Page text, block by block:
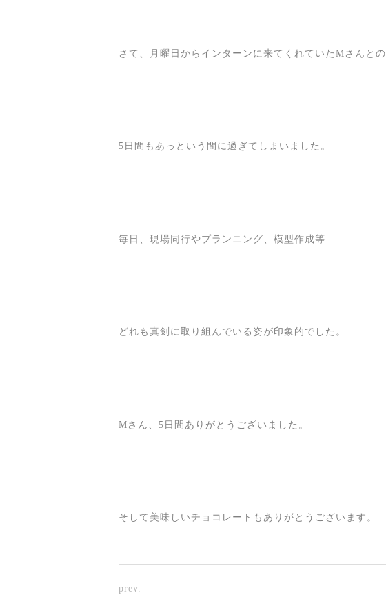
さて、月曜日からインターンに来てくれていたMさんとの
5日間もあっという間に過ぎてしまいました。
毎日、現場同行やプランニング、模型作成等
どれも真剣に取り組んでいる姿が印象的でした。
Mさん、5日間ありがとうございました。
そして美味しいチョコレートもありがとうございます。
prev.